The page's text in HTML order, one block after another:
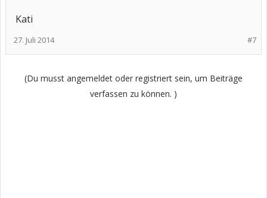
Kati
#7
27. Juli 2014
(Du musst angemeldet oder registriert sein, um Beiträge
verfassen zu können. )